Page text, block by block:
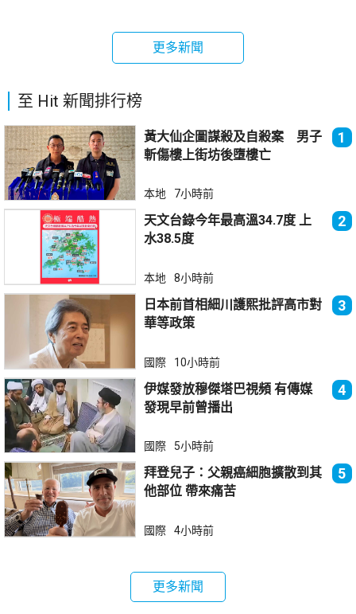
更多新聞
至 Hit 新聞排行榜
黃大仙企圖謀殺及自殺案 男子
斬傷樓上街坊後墮樓亡
1
本地 7小時前
天文台錄今年最高溫34.7度 上
水38.5度
2
本地 8小時前
日本前首相細川護熙批評高市對
華等政策
3
國際 10小時前
伊媒發放穆傑塔巴視頻 有傳媒
發現早前曾播出
4
國際 5小時前
拜登兒子：父親癌細胞擴散到其
他部位 帶來痛苦
5
國際 4小時前
更多新聞